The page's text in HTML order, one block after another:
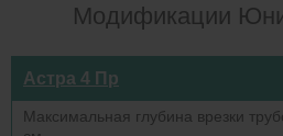
Модификации
Астра 4 Пр